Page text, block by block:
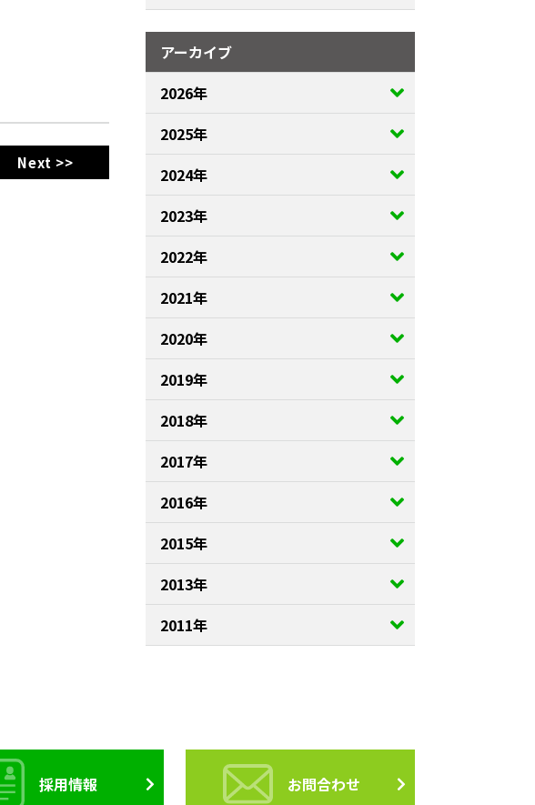
Next >>
アーカイブ
2026年
2025年
2024年
2023年
2022年
2021年
2020年
2019年
2018年
2017年
2016年
2015年
2013年
2011年
採用情報 お問合わせ